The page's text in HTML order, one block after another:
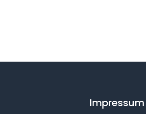
Impressum